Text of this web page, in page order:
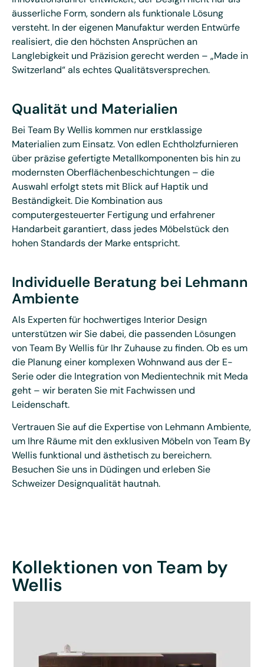
äusserliche Form, sondern als funktionale Lösung
versteht. In der eigenen Manufaktur werden Entwürfe
realisiert, die den höchsten Ansprüchen an
Langlebigkeit und Präzision gerecht werden – „Made in
Switzerland“ als echtes Qualitätsversprechen.
Qualität und Materialien
Bei Team By Wellis kommen nur erstklassige
Materialien zum Einsatz. Von edlen Echtholzfurnieren
über präzise gefertigte Metallkomponenten bis hin zu
modernsten Oberflächenbeschichtungen – die
Auswahl erfolgt stets mit Blick auf Haptik und
Beständigkeit. Die Kombination aus
computergesteuerter Fertigung und erfahrener
Handarbeit garantiert, dass jedes Möbelstück den
hohen Standards der Marke entspricht.
Individuelle Beratung bei Lehmann
Ambiente
Als Experten für hochwertiges Interior Design
unterstützen wir Sie dabei, die passenden Lösungen
von Team By Wellis für Ihr Zuhause zu finden. Ob es um
die Planung einer komplexen Wohnwand aus der E-
Serie oder die Integration von Medientechnik mit Meda
geht – wir beraten Sie mit Fachwissen und
Leidenschaft.
Vertrauen Sie auf die Expertise von Lehmann Ambiente,
um Ihre Räume mit den exklusiven Möbeln von Team By
Wellis funktional und ästhetisch zu bereichern.
Besuchen Sie uns in Düdingen und erleben Sie
Schweizer Designqualität hautnah.
Kollektionen von Team by
Wellis